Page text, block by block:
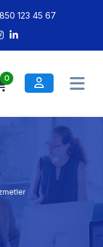
123 45 67
0